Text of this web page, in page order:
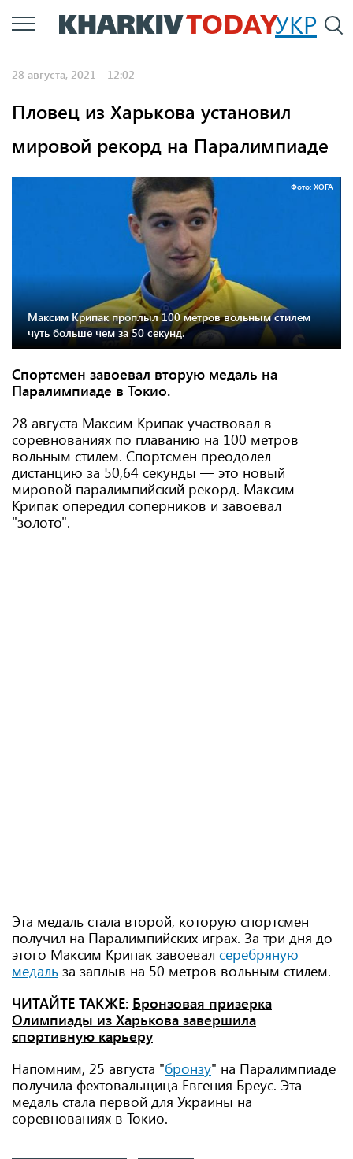
Перейти
к
УКР
28 августа, 2021 - 12:02
Пловец из Харькова установил
мировой рекорд на Паралимпиаде
Фото: ХОГА
Максим Крипак проплыл 100 метров вольным стилем
чуть больше чем за 50 секунд.
Спортсмен завоевал вторую медаль на
Паралимпиаде в Токио.
28 августа Максим Крипак участвовал в
соревнованиях по плаванию на 100 метров
вольным стилем. Спортсмен преодолел
дистанцию за 50,64 секунды — это новый
мировой паралимпийский рекорд. Максим
Крипак опередил соперников и завоевал
"золото".
Эта медаль стала второй, которую спортсмен
получил на Паралимпийских играх. За три дня до
этого Максим Крипак завоевал серебряную
медаль за заплыв на 50 метров вольным стилем.
ЧИТАЙТЕ ТАКЖЕ: Бронзовая призерка
Олимпиады из Харькова завершила
спортивную карьеру
Напомним, 25 августа "бронзу" на Паралимпиаде
получила фехтовальщица Евгения Бреус. Эта
медаль стала первой для Украины на
соревнованиях в Токио.